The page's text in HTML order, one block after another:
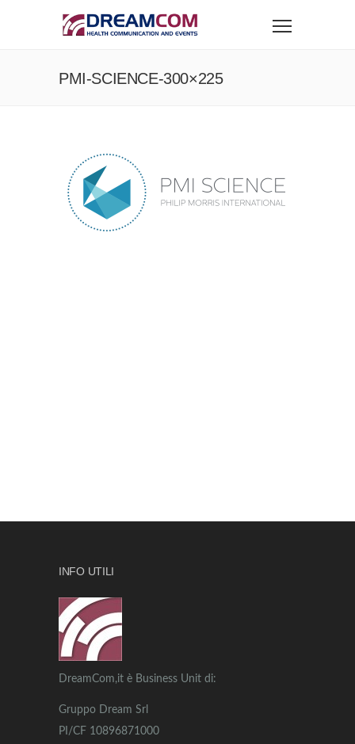
PMI-SCIENCE-300×225
INFO UTILI
DreamCom,it è Business Unit di:
Gruppo Dream Srl
PI/CF 10896871000